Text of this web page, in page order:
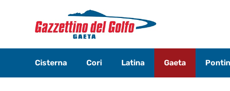
contenuto
Cisterna Cori Latina Gaeta